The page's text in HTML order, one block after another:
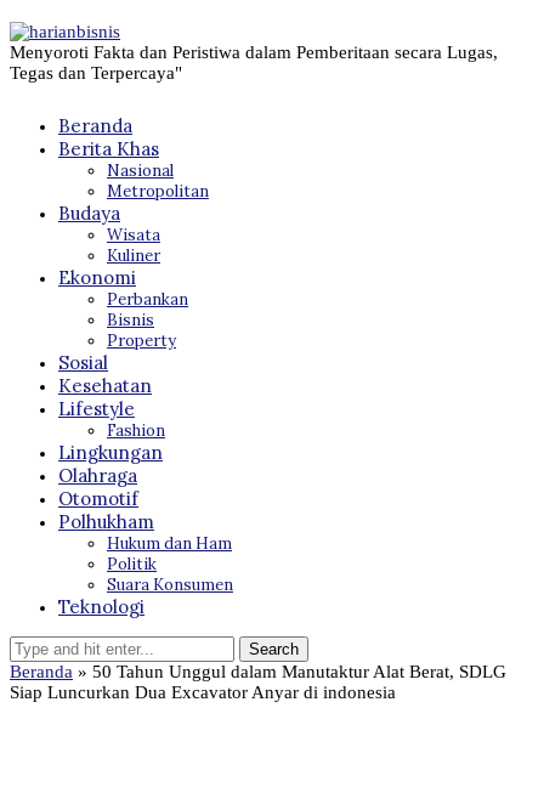
Menyoroti Fakta dan Peristiwa dalam Pemberitaan secara Lugas,
Tegas dan Terpercaya"
Beranda
Berita Khas
Nasional
Metropolitan
Budaya
Wisata
Kuliner
Ekonomi
Perbankan
Bisnis
Property
Sosial
Kesehatan
Lifestyle
Fashion
Lingkungan
Olahraga
Otomotif
Polhukham
Hukum dan Ham
Politik
Suara Konsumen
Teknologi
Beranda » 50 Tahun Unggul dalam Manutaktur Alat Berat, SDLG
Siap Luncurkan Dua Excavator Anyar di indonesia